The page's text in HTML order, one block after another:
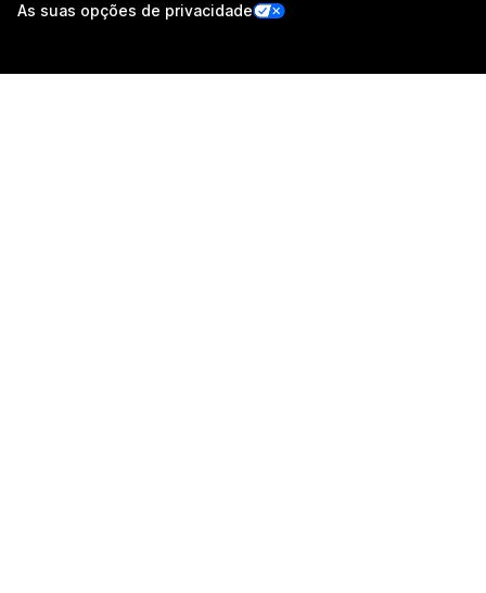
As suas opções de privacidade